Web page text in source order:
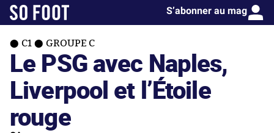
S’abonner au mag
C1 GROUPE C
Le PSG avec Naples,
Liverpool et l’Étoile
rouge